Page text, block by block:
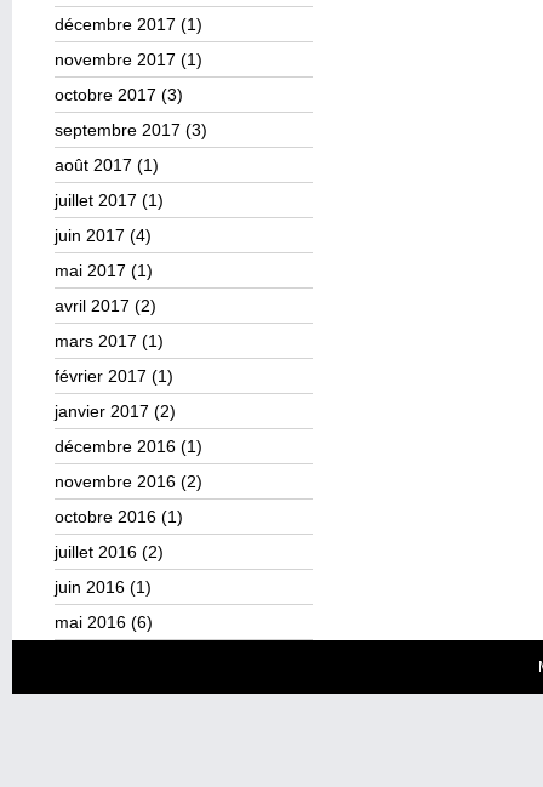
décembre 2017 (1)
novembre 2017 (1)
octobre 2017 (3)
septembre 2017 (3)
août 2017 (1)
juillet 2017 (1)
juin 2017 (4)
mai 2017 (1)
avril 2017 (2)
mars 2017 (1)
février 2017 (1)
janvier 2017 (2)
décembre 2016 (1)
novembre 2016 (2)
octobre 2016 (1)
juillet 2016 (2)
juin 2016 (1)
mai 2016 (6)